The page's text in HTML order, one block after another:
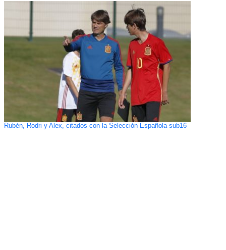
Rubén, Rodri y Alex, citados con la Selección Española sub16